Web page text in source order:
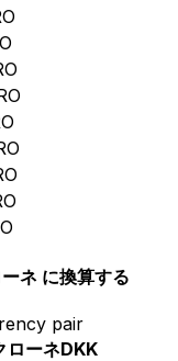
ネ に換算する
pair
ローネDKK